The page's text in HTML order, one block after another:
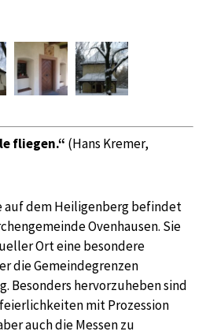
fliegen.“ (Hans Kremer,
auf dem Heiligenberg befindet
Ovenhausen. Sie
Ort eine besondere
die Gemeindegrenzen
Besonders hervorzuheben sind
mit Prozession
auch die Messen zu